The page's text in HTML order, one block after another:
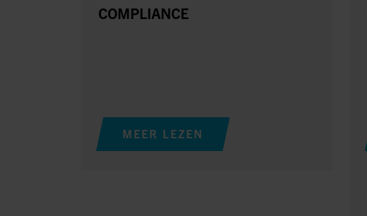
COMPLIANCE
MEER LEZEN